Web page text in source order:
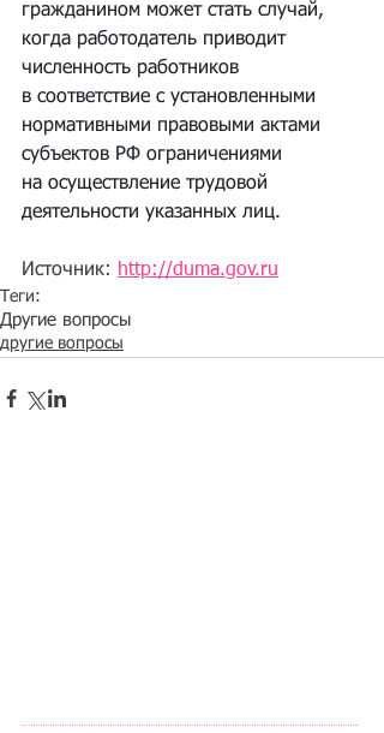
гражданином может стать случай,
когда работодатель приводит
численность работников
в соответствие с установленными
нормативными правовыми актами
субъектов РФ ограничениями
на осуществление трудовой
деятельности указанных лиц.
Источник: http://duma.gov.ru
Теги:
Другие вопросы
другие вопросы